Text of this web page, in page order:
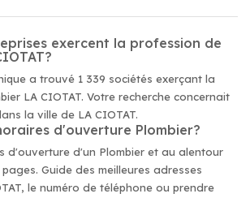
exercent la profession de
a trouvé 1 339 sociétés exerçant la
LA CIOTAT. Votre recherche concernait
la ville de LA CIOTAT.
d'ouverture Plombier?
d'ouverture d'un Plombier et au alentour
Guide des meilleures adresses
le numéro de téléphone ou prendre